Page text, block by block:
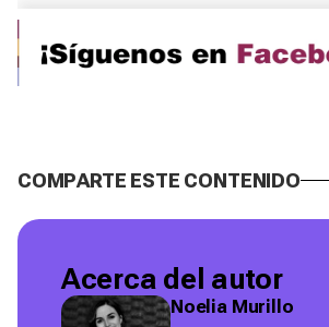
COMPARTE ESTE CONTENIDO
Acerca del autor
Noelia Murillo